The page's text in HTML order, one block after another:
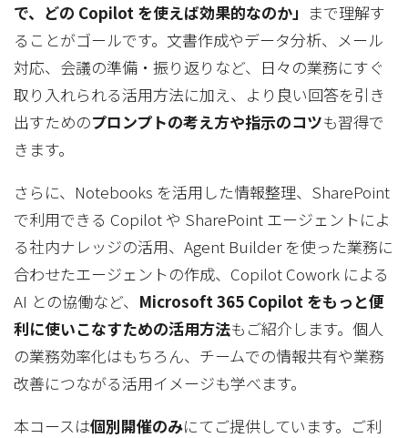
で、どの Copilot を使えば効果的なのか」 まで理解す
ることがゴールです。文書作成やデータ分析、メール
対応、会議の準備・振り返りなど、日々の業務にすぐ
取り入れられる活用方法に加え、より良い回答を引き
出すためのプロンプトの考え方や指示のコツも習得で
きます。
さらに、Notebooks を活用した情報整理、SharePoint
で利用できる Copilot や SharePoint エージェントによ
る社内ナレッジの活用、Agent Builder を使った業務に
合わせたエージェントの作成、Copilot Cowork による
AI との協働など、 Microsoft 365 Copilot をもっと便
利に使いこなすための活用方法もご紹介します。個人
の業務効率化はもちろん、チームでの情報共有や業務
改善につながる活用イメージも学べます。
本コースは個別開催のみにてご提供しています。ご利